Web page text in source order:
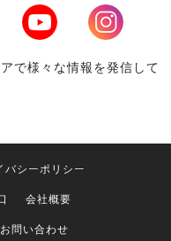
Youtube
Instagram
で様々な情報を発信して
バシーポリシー
会社概要
お問い合わせ